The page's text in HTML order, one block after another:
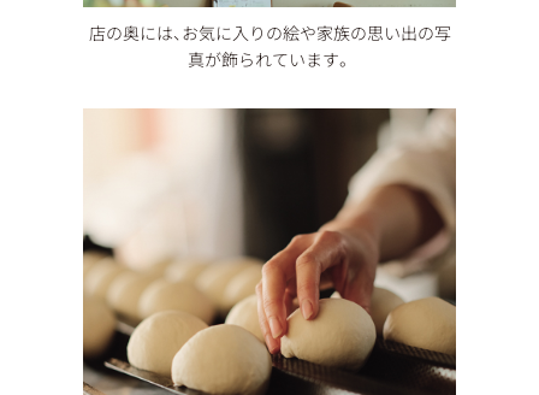
店の奥には、お気に入りの絵や家族の思い出の写
真が飾られています。